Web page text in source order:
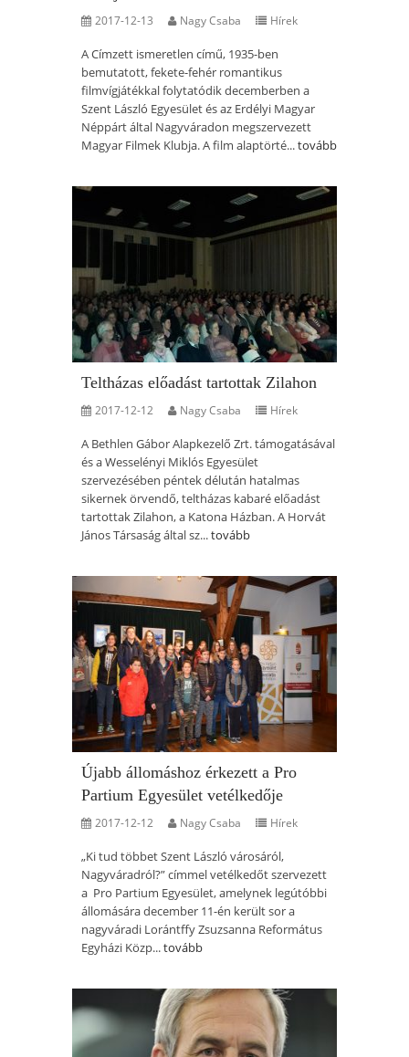
2017-12-13 Nagy Csaba Hírek
A Címzett ismeretlen című, 1935-ben
bemutatott, fekete-fehér romantikus
filmvígjátékkal folytatódik decemberben a
Szent László Egyesület és az Erdélyi Magyar
Néppárt által Nagyváradon megszervezett
Magyar Filmek Klubja. A film alaptörté...tovább
Teltházas előadást tartottak Zilahon
2017-12-12 Nagy Csaba Hírek
A Bethlen Gábor Alapkezelő Zrt. támogatásával
és a Wesselényi Miklós Egyesület
szervezésében péntek délután hatalmas
sikernek örvendő, teltházas kabaré előadást
tartottak Zilahon, a Katona Házban. A Horvát
János Társaság által sz...tovább
Újabb állomáshoz érkezett a Pro
Partium Egyesület vetélkedője
2017-12-12 Nagy Csaba Hírek
„Ki tud többet Szent László városáról,
Nagyváradról?” címmel vetélkedőt szervezett
a Pro Partium Egyesület, amelynek legútóbbi
állomására december 11-én került sor a
nagyváradi Lorántffy Zsuzsanna Református
Egyházi Közp...tovább